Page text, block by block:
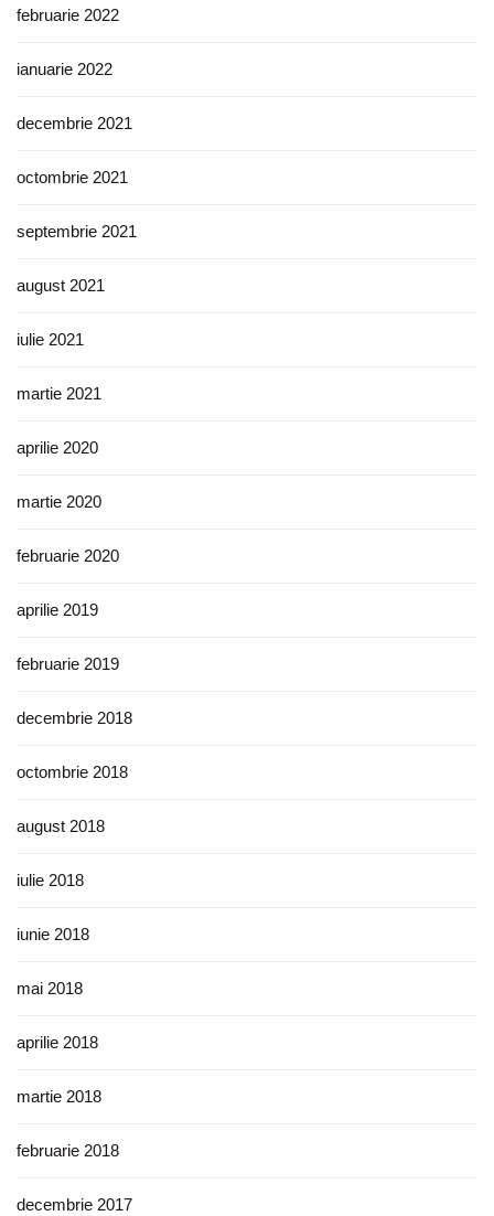
februarie 2022
ianuarie 2022
decembrie 2021
octombrie 2021
septembrie 2021
august 2021
iulie 2021
martie 2021
aprilie 2020
martie 2020
februarie 2020
aprilie 2019
februarie 2019
decembrie 2018
octombrie 2018
august 2018
iulie 2018
iunie 2018
mai 2018
aprilie 2018
martie 2018
februarie 2018
decembrie 2017